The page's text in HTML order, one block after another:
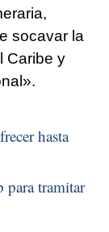
socavar la
Caribe y
hasta
para tramitar